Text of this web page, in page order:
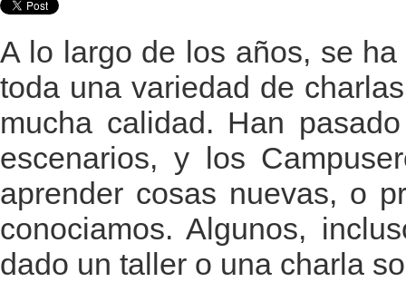
A lo largo de los años, se
toda una variedad de
mucha calidad. Han
escenarios, y los
aprender cosas nuevas, o
conociamos. Algunos,
dado un taller o una charla